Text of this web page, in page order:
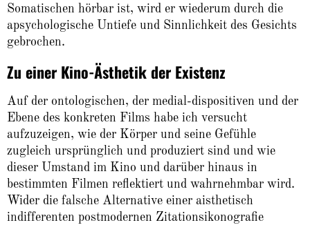
Somatischen hörbar ist, wird er wiederum durch die
apsychologische Untiefe und Sinnlichkeit des Gesichts
gebrochen.
Zu einer Kino-Ästhetik der Existenz
Auf der ontologischen, der medial-dispositiven und der
Ebene des konkreten Films habe ich versucht
aufzuzeigen, wie der Körper und seine Gefühle
zugleich ursprünglich und produziert sind und wie
dieser Umstand im Kino und darüber hinaus in
bestimmten Filmen reflektiert und wahrnehmbar wird.
Wider die falsche Alternative einer aisthetisch
indifferenten postmodernen Zitationsikonografie